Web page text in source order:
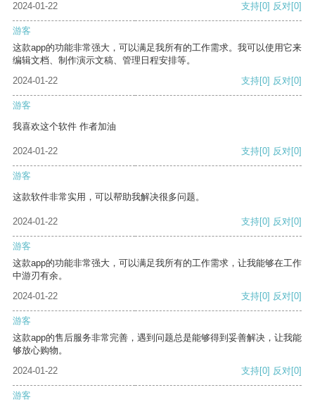
2024-01-22 支持[0] 反对[0]
游客
这款app的功能非常强大，可以满足我所有的工作需求。我可以使用它来
编辑文档、制作演示文稿、管理日程安排等。
2024-01-22
支持[0] 反对[0]
游客
我喜欢这个软件 作者加油
2024-01-22 支持[0] 反对[0]
游客
这款软件非常实用，可以帮助我解决很多问题。
2024-01-22 支持[0] 反对[0]
游客
这款app的功能非常强大，可以满足我所有的工作需求，让我能够在工作
中游刃有余。
2024-01-22
支持[0] 反对[0]
游客
这款app的售后服务非常完善，遇到问题总是能够得到妥善解决，让我能
够放心购物。
2024-01-22
支持[0] 反对[0]
游客